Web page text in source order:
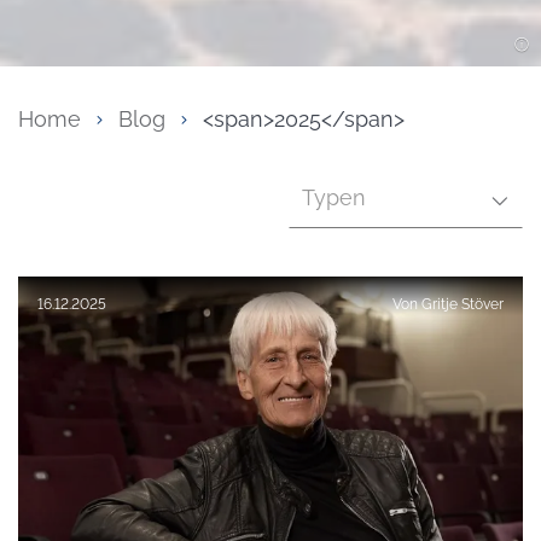
Home Blog <span>2025</span>
Typen
Veröffentlicht am:
16.12.2025 VonGritje Stöver